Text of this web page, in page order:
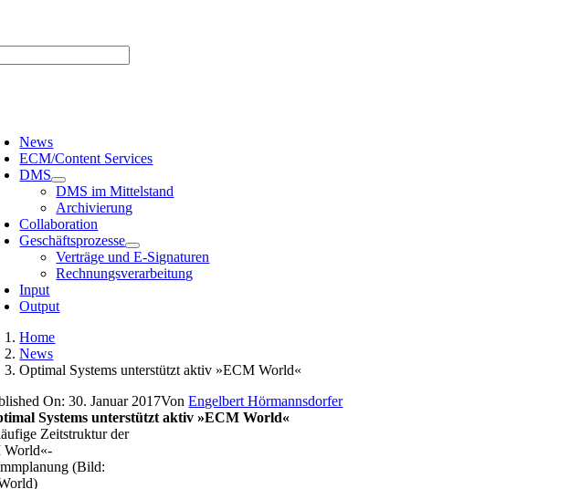
News
ECM/Content Services
DMS
DMS im Mittelstand
Archivierung
Collaboration
Geschäftsprozesse
Verträge und E-Signaturen
Rechnungsverarbeitung
Input
Output
Home
News
Optimal Systems unterstützt aktiv »ECM World«
On: 30. Januar 2017VonEngelbert Hörmannsdorfer
Systems unterstützt aktiv »ECM World«